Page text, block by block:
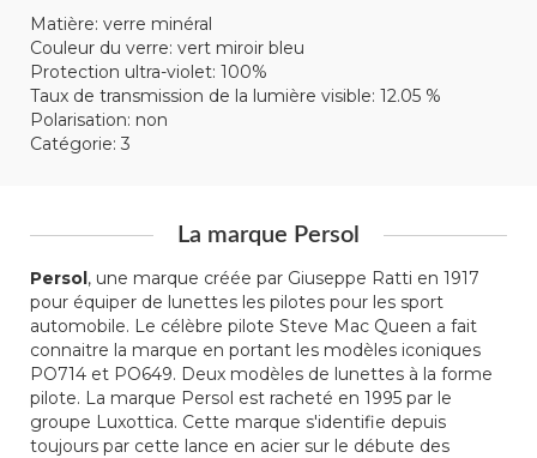
Matière: verre minéral
Couleur du verre: vert miroir bleu
Protection ultra-violet: 100%
Taux de transmission de la lumière visible: 12.05 %
Polarisation: non
Catégorie: 3
La marque Persol
Persol, une marque créée par Giuseppe Ratti en 1917
pour équiper de lunettes les pilotes pour les sport
automobile. Le célèbre pilote Steve Mac Queen a fait
connaitre la marque en portant les modèles iconiques
PO714 et PO649. Deux modèles de lunettes à la forme
pilote. La marque Persol est racheté en 1995 par le
groupe Luxottica. Cette marque s'identifie depuis
toujours par cette lance en acier sur le débute des